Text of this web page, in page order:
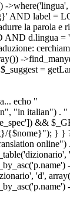
AND label
la parola
AND d.lingua
-
=
echo "
"in italian") . "
&&
{$nome}"); } }
'd',